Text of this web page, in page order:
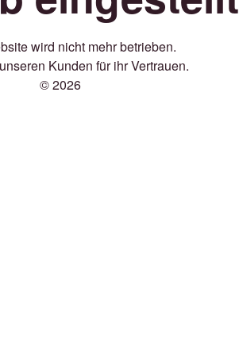
wird nicht mehr betrieben.
Kunden für ihr Vertrauen.
© 2026